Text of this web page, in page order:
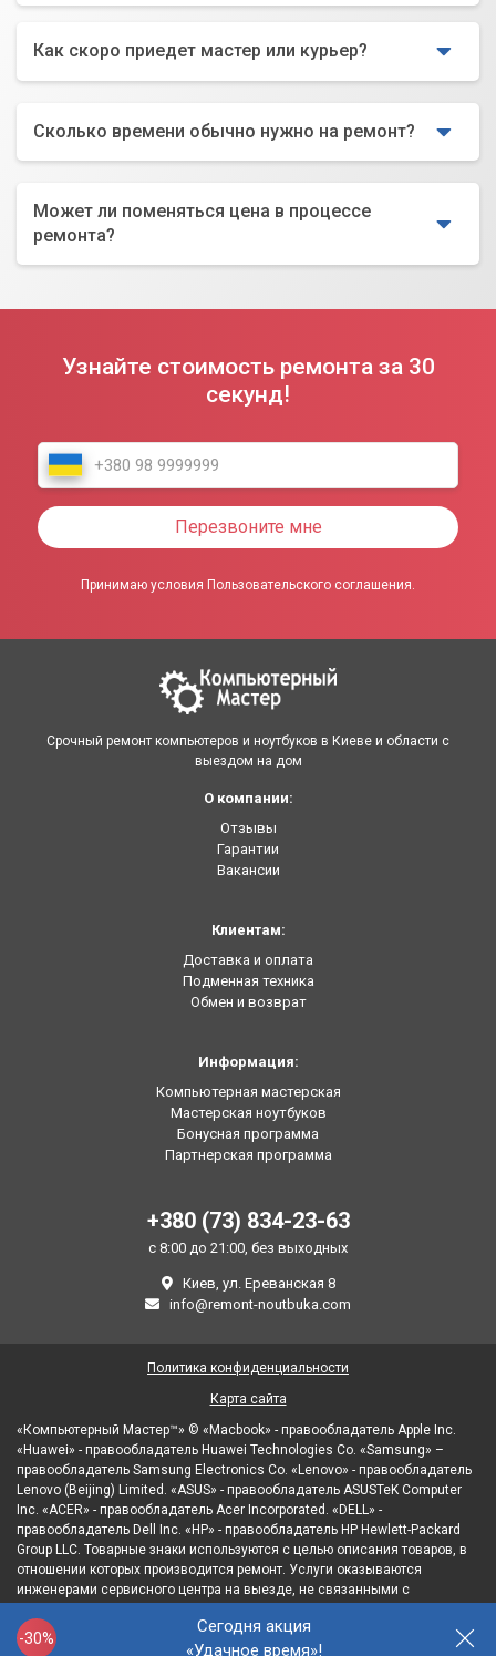
-30%
Сегодня акция
«Удачное время»!
Как скоро приедет мастер или курьер?
Сколько времени обычно нужно на ремонт?
Может ли поменяться цена в процессе
ремонта?
Узнайте стоимость ремонта за 30
секунд!
Перезвоните мне
Принимаю условия Пользовательского соглашения.
Срочный ремонт компьютеров и ноутбуков в Киеве и области с
выездом на дом
О компании:
Отзывы
Гарантии
Вакансии
Клиентам:
Доставка и оплата
Подменная техника
Обмен и возврат
Информация:
Компьютерная мастерская
Мастерская ноутбуков
Бонусная программа
Партнерская программа
+380 (73) 834-23-63
с 8:00 до 21:00, без выходных
Киев, ул. Ереванская 8
info@remont-noutbuka.com
«Компьютерный Мастер™» © «Macbook» - правообладатель Apple Inc.
«Huawei» - правообладатель Huawei Technologies Co. «Samsung» –
правообладатель Samsung Electronics Co. «Lenovo» - правообладатель
Lenovo (Beijing) Limited. «ASUS» - правообладатель ASUSTeK Computer
Inc. «ACER» - правообладатель Acer Incorporated. «DELL» -
правообладатель Dell Inc. «HP» - правообладатель HP Hewlett-Packard
Group LLC. Товарные знаки используются с целью описания товаров, в
отношении которых производится ремонт. Услуги оказываются
инженерами сервисного центра на выезде, не связанными с
представителями в отношении товаров, которые уже были введены в
гражданский оборот.
Политика конфиденциальности
Карта сайта